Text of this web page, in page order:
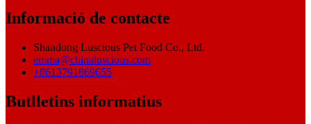
Informació de contacte
Shandong Luscious Pet Food Co., Ltd.
emma@chinaluscious.com
+8613791869655
Butlletins informatius